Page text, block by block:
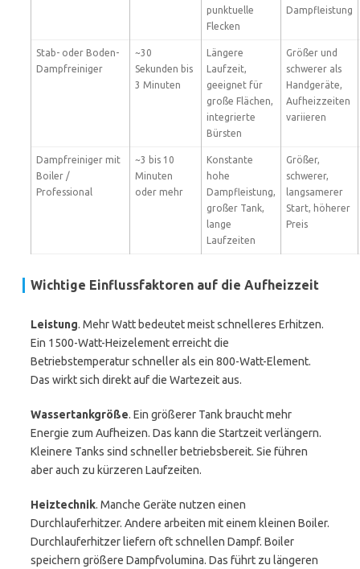
punktuelle
Flecken
Dampfleistung
Stab- oder Boden-
Dampfreiniger
~30
Sekunden bis
3 Minuten
Längere
Laufzeit,
geeignet für
große Flächen,
integrierte
Bürsten
Größer und
schwerer als
Handgeräte,
Aufheizzeiten
variieren
Dampfreiniger mit
Boiler /
Professional
~3 bis 10
Minuten
oder mehr
Konstante
hohe
Dampfleistung,
großer Tank,
lange
Laufzeiten
Größer,
schwerer,
langsamerer
Start, höherer
Preis
Wichtige Einflussfaktoren auf die Aufheizzeit
Leistung. Mehr Watt bedeutet meist schnelleres Erhitzen.
Ein 1500-Watt-Heizelement erreicht die
Betriebstemperatur schneller als ein 800-Watt-Element.
Das wirkt sich direkt auf die Wartezeit aus.
Wassertankgröße. Ein größerer Tank braucht mehr
Energie zum Aufheizen. Das kann die Startzeit verlängern.
Kleinere Tanks sind schneller betriebsbereit. Sie führen
aber auch zu kürzeren Laufzeiten.
Heiztechnik. Manche Geräte nutzen einen
Durchlauferhitzer. Andere arbeiten mit einem kleinen Boiler.
Durchlauferhitzer liefern oft schnellen Dampf. Boiler
speichern größere Dampfvolumina. Das führt zu längeren